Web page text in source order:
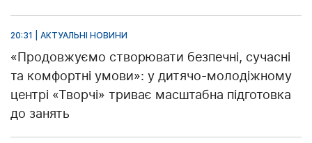
20:31 | АКТУАЛЬНІ НОВИНИ
«Продовжуємо створювати безпечні, сучасні
та комфортні умови»: у дитячо-молодіжному
центрі «Творчі» триває масштабна підготовка
до занять